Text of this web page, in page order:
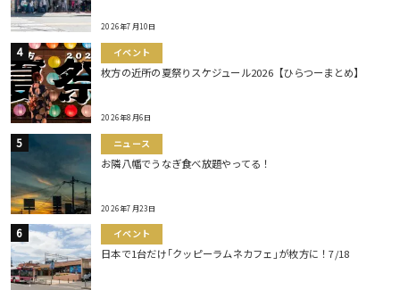
2026年7月10日
イベント
枚方の近所の夏祭りスケジュール2026【ひらつーまとめ】
2026年8月6日
ニュース
お隣八幡でうなぎ食べ放題やってる！
2026年7月23日
イベント
日本で1台だけ｢クッピーラムネカフェ｣が枚方に！7/18